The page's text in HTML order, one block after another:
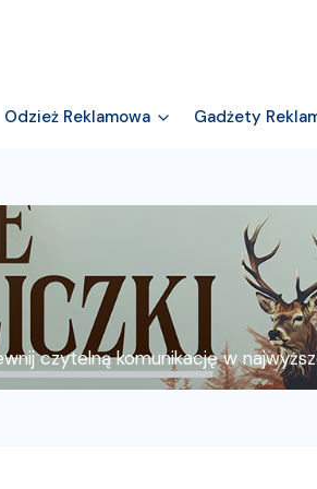
Odzież Reklamowa Gadżety
czytelną komunikację w